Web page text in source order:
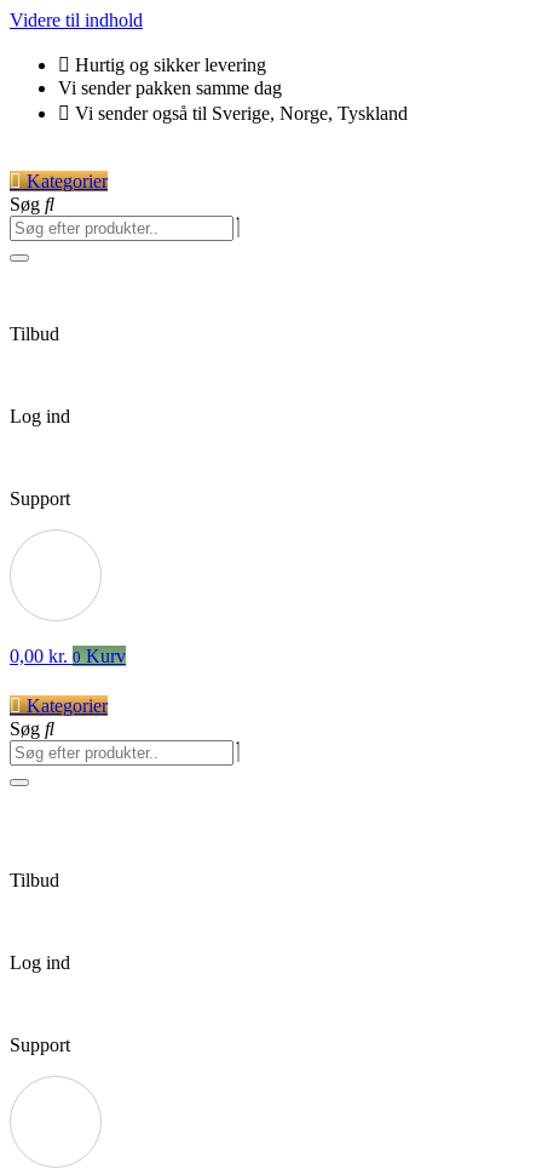
Videre til indhold
Hurtig og sikker levering
Vi sender pakken samme dag
Vi sender også til Sverige, Norge, Tyskland
Kategorier
Søg
Tilbud
Log ind
Support
0,00 kr. 0 Kurv
Kategorier
Søg
Tilbud
Log ind
Support